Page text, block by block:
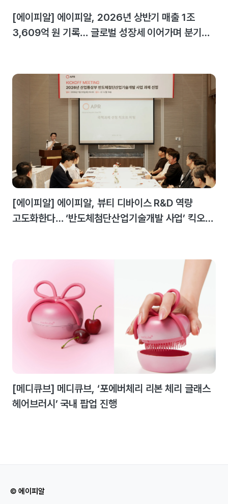
[에이피알] 에이피알, 2026년 상반기 매출 1조
3,609억 원 기록… 글로벌 성장세 이어가며 분기
[에이피알] 에이피알, 뷰티 디바이스 R&D 역량
고도화한다… ‘반도체첨단산업기술개발 사업’ 킥오프
[메디큐브] 메디큐브, ‘포에버체리 리본 체리 글래스
헤어브러시’ 국내 팝업 진행
© 에이피알